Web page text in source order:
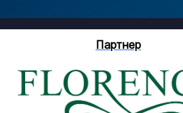
Партнер